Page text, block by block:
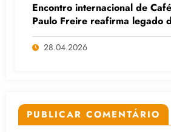
Encontro internacional de
Paulo Freire reafirma legado
educador popular
28.04.2026
PUBLICAR COMENTÁRIO